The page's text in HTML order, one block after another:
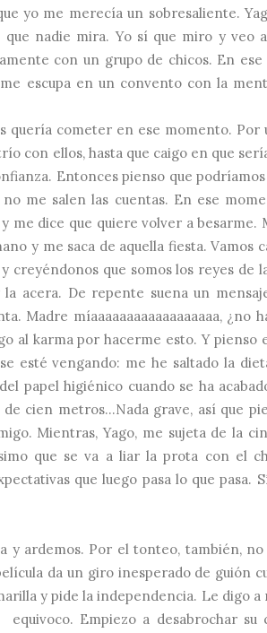
yo me merecía un sobresaliente.
que nadie mira. Yo sí que miro y veo
con un grupo de chicos. En
escupa en un convento con la
quería cometer en ese momento.
con ellos, hasta que caigo en que
Entonces pienso que
me salen las cuentas. En ese
me dice que quiere volver a besarme.
y me saca de aquella fiesta. Vamos
y creyéndonos que somos los reyes de
acera. De repente suena un
Madre míaaaaaaaaaaaaaaaaaa, ¿no
al karma por hacerme esto. Y pienso
esté vengando: me he saltado la
papel higiénico cuando se ha
cien metros...Nada grave, así que
Mientras, Yago, me sujeta de la
que se va a liar la prota con el
que luego pasa lo que pasa.
y ardemos. Por el tonteo, también,
da un giro inesperado de guión
y pide la independencia. Le digo
Empiezo a desabrochar su